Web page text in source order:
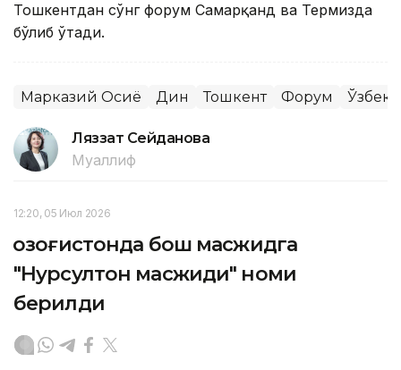
Тошкентдан сўнг форум Самарқанд ва Термизда
бўлиб ўтади.
Марказий Осиё Дин Тошкент Форум
Ляззат Сейданова
Муаллиф
12:20, 05 Июл 2026
Қозоғистонда бош масжидга
"Нурсултон масжиди" номи
берилди